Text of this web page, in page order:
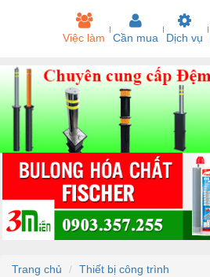
Việc làm Cần mua Dịch vụ
Trang chủ
Thiết bị công trình